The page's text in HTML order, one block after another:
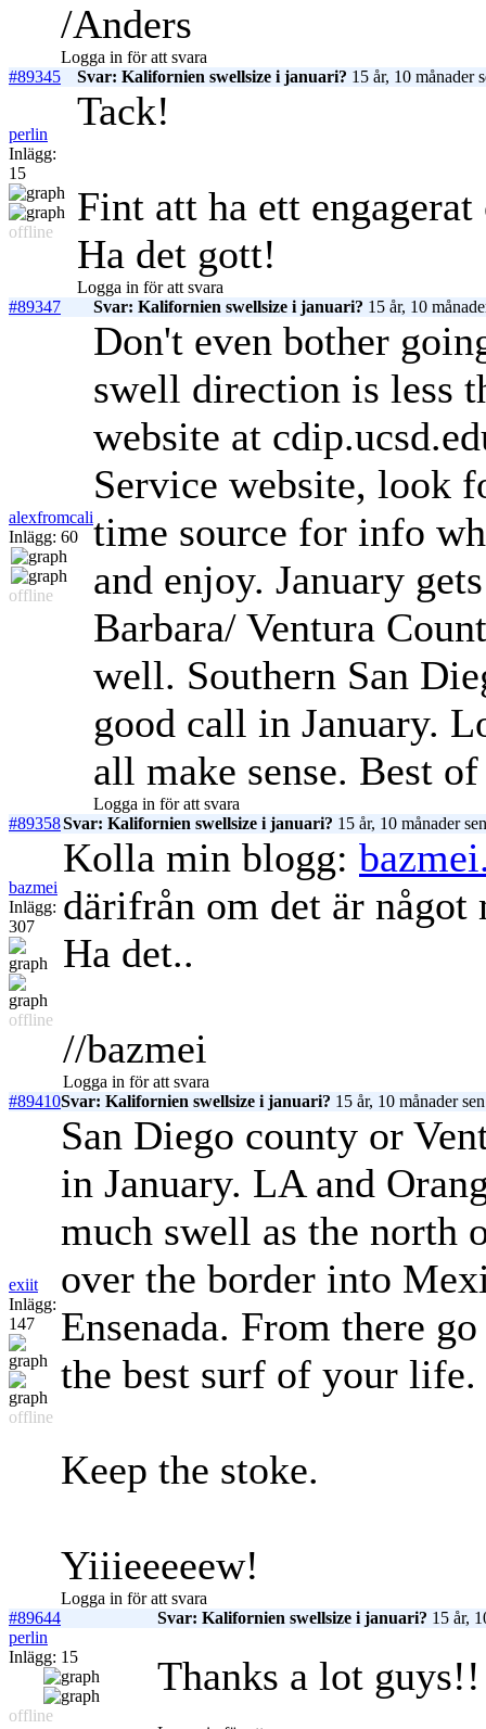
/Anders
Logga in för att svara
#89345
Svar: Kalifornien swellsize i januari? 15 år, 10 månader
perlin
Inlägg:
15
offline
Tack!
Fint att ha ett
Ha det gott!
Logga in för att svara
#89347
Svar: Kalifornien swellsize i januari? 15 år, 10
alexfromcali
Inlägg: 60
offline
Don't even bother
swell direction is less
website at
Service website, look
time source for info
and enjoy. January
Barbara/ Ventura
well. Southern San
good call in January.
all make sense. Best
Logga in för att svara
#89358Svar: Kalifornien swellsize i januari? 15 år, 10 månader sen
bazmei
Inlägg:
307
offline
Kolla min blogg:
därifrån om det är något
Ha det..
//bazmei
Logga in för att svara
#89410Svar: Kalifornien swellsize i januari? 15 år, 10 månader sen
exiit
Inlägg:
147
offline
San Diego county or
in January. LA and
much swell as the north
over the border into
Ensenada. From there
the best surf of your life.
Keep the stoke.
Yiiieeeeew!
Logga in för att svara
#89644
Svar: Kalifornien swellsize i januari? 15 år,
perlin
Inlägg: 15
offline
Thanks a lot guys!!